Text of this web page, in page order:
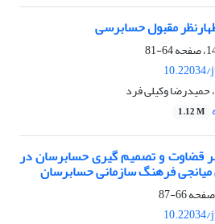
مقبول حسابرسی
64-81
10.22034/
حمیدرضا وکیلی فرد
1.12 M
قضاوت و تصمیم گیری حسابرسان در
فرهنگ سازمانی حسابرسان
66-87
10.22034/